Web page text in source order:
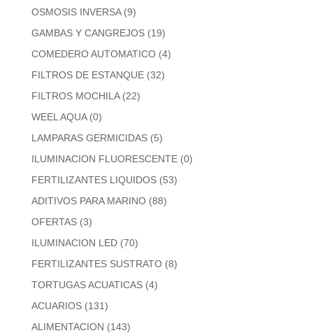
OSMOSIS INVERSA (9)
GAMBAS Y CANGREJOS (19)
COMEDERO AUTOMATICO (4)
FILTROS DE ESTANQUE (32)
FILTROS MOCHILA (22)
WEEL AQUA (0)
LAMPARAS GERMICIDAS (5)
ILUMINACION FLUORESCENTE (0)
FERTILIZANTES LIQUIDOS (53)
ADITIVOS PARA MARINO (88)
OFERTAS (3)
ILUMINACION LED (70)
FERTILIZANTES SUSTRATO (8)
TORTUGAS ACUATICAS (4)
ACUARIOS (131)
ALIMENTACION (143)